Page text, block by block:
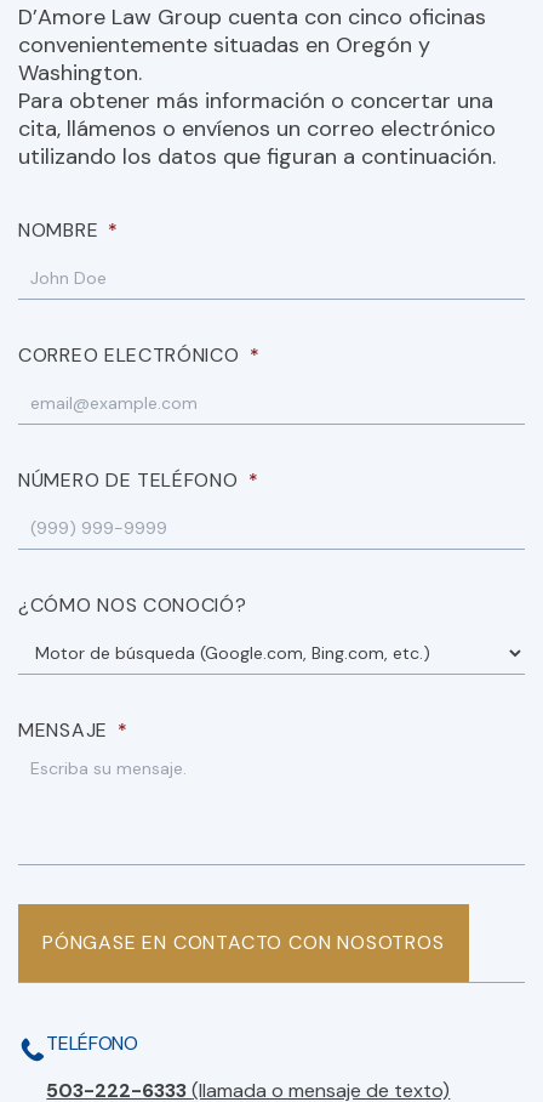
D’Amore Law Group cuenta con cinco oficinas
convenientemente situadas en Oregón y
Washington.
Para obtener más información o concertar una
cita, llámenos o envíenos un correo electrónico
utilizando los datos que figuran a continuación.
NOMBRE *
CORREO ELECTRÓNICO *
NÚMERO DE TELÉFONO *
¿CÓMO NOS CONOCIÓ?
MENSAJE *
PÓNGASE EN CONTACTO CON NOSOTROS
TELÉFONO
503-222-6333(llamada o mensaje de texto)